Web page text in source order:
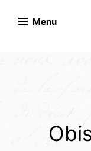
Menu